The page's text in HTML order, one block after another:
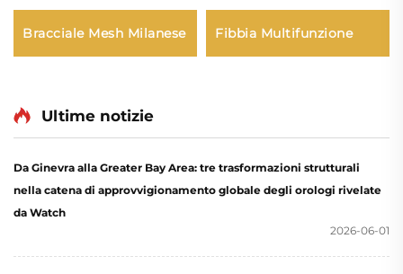
Bracciale Mesh Milanese Fibbia Multifunzione
Ultime notizie
Da Ginevra alla Greater Bay Area: tre trasformazioni strutturali
nella catena di approvvigionamento globale degli orologi rivelate
da Watch
2026-06-01